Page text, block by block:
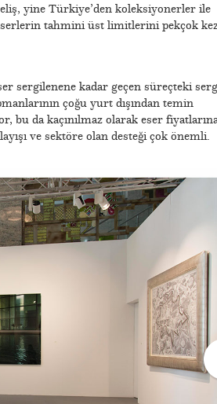
yine Türkiye’den koleksiyonerler ile
tahmini üst limitlerini pekçok
sergilenene kadar geçen süreçteki
çoğu yurt dışından temin
bu da kaçınılmaz olarak eser
ve sektöre olan desteği çok önemli.